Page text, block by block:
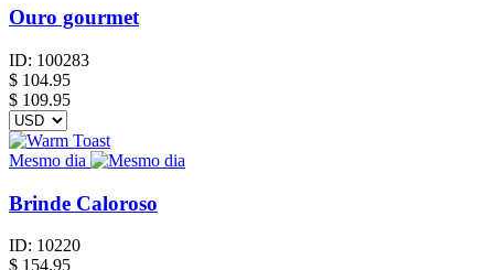
Ouro gourmet
ID: 100283
$ 104.95
$ 109.95
Mesmo dia
Brinde Caloroso
ID: 10220
$ 154.95